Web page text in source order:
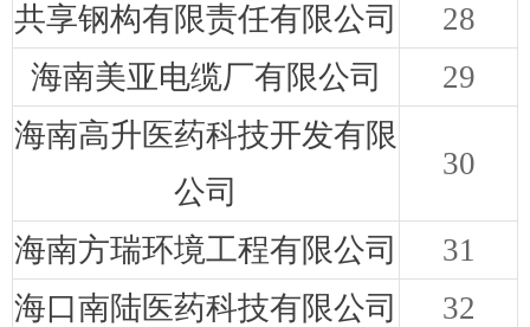
共享钢构有限责任有限公司
28
海南美亚电缆厂有限公司
29
海南高升医药科技开发有限
公司
30
海南方瑞环境工程有限公司
31
海口南陆医药科技有限公司
32